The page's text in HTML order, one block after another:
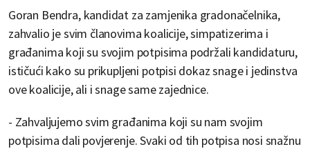
Goran Bendra, kandidat za zamjenika gradonačelnika,
zahvalio je svim članovima koalicije, simpatizerima i
građanima koji su svojim potpisima podržali kandidaturu,
ističući kako su prikupljeni potpisi dokaz snage i jedinstva
ove koalicije, ali i snage same zajednice.
- Zahvaljujemo svim građanima koji su nam svojim
potpisima dali povjerenje. Svaki od tih potpisa nosi snažnu